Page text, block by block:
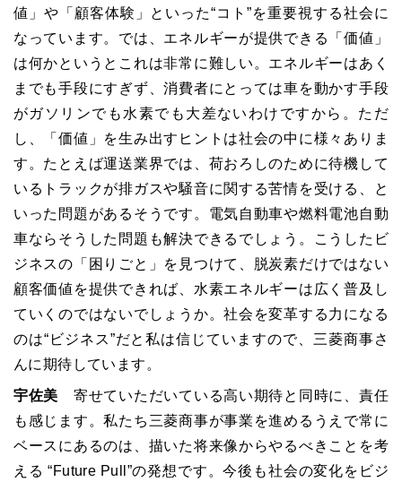
値」や「顧客体験」といった“コト”を重要視する社会に
なっています。では、エネルギーが提供できる「価値」
は何かというとこれは非常に難しい。エネルギーはあく
までも手段にすぎず、消費者にとっては車を動かす手段
がガソリンでも水素でも大差ないわけですから。ただ
し、「価値」を生み出すヒントは社会の中に様々ありま
す。たとえば運送業界では、荷おろしのために待機して
いるトラックが排ガスや騒音に関する苦情を受ける、と
いった問題があるそうです。電気自動車や燃料電池自動
車ならそうした問題も解決できるでしょう。こうしたビ
ジネスの「困りごと」を見つけて、脱炭素だけではない
顧客価値を提供できれば、水素エネルギーは広く普及し
ていくのではないでしょうか。社会を変革する力になる
のは“ビジネス”だと私は信じていますので、三菱商事さ
んに期待しています。
宇佐美 寄せていただいている高い期待と同時に、責任
も感じます。私たち三菱商事が事業を進めるうえで常に
ベースにあるのは、描いた将来像からやるべきことを考
える “Future Pull”の発想です。今後も社会の変化をビジ